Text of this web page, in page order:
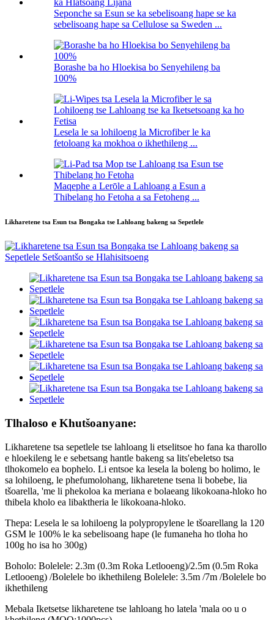
Seponche sa Esun se ka sebelisoang hape se ka
sebelisoang hape sa Cellulose sa Sweden ...
Borashe ba ho Hloekisa bo Senyehileng ba
100%
Lesela le sa lohiloeng la Microfiber le ka
fetoloang ka mokhoa o ikhethileng ...
Maqephe a Lerōle a Lahloang a Esun a
Thibelang ho Fetoha a sa Fetoheng ...
Likharetene tsa Esun tsa Bongaka tse Lahloang bakeng sa Sepetlele
Tlhaloso e Khutšoanyane:
Likharetene tsa sepetlele tse lahloang li etselitsoe ho fana ka tharollo
e hloekileng le e sebetsang hantle bakeng sa lits'ebeletso tsa
tlhokomelo ea bophelo. Li entsoe ka lesela la boleng bo holimo, le
sa lohiloeng, le phefumolohang, likharetene tsena li bobebe, lia
tšoarella, 'me li phekoloa ka meriana e bolaeang likokoana-hloko ho
thibela kholo ea libaktheria le likokoana-hloko.
Thepa: Lesela le sa lohiloeng la polypropylene le tšoarellang la 120
GSM le 100% le ka sebelisoang hape (le fumaneha ho tloha ho
100g ho isa ho 300g)
Boholo: Bolelele: 2.3m (0.3m Roka Letlooeng)/2.5m (0.5m Roka
Letlooeng) /Bolelele bo ikhethileng Bolelele: 3.5m /7m /Bolelele bo
ikhethileng
Mebala Iketsetse likharetene tse lahloang ho latela 'mala oo u o